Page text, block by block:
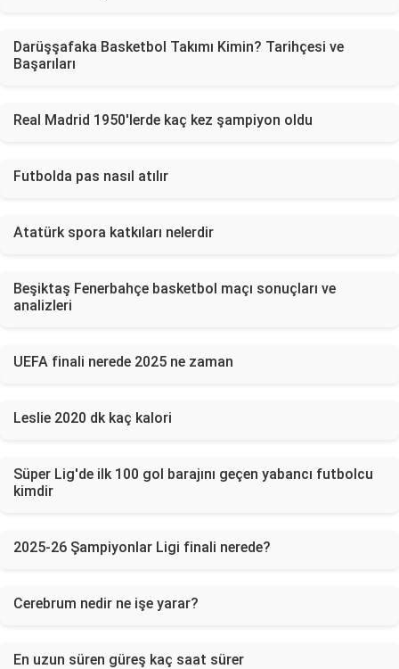
Darüşşafaka Basketbol Takımı Kimin? Tarihçesi ve
Başarıları
Real Madrid 1950'lerde kaç kez şampiyon oldu
Futbolda pas nasıl atılır
Atatürk spora katkıları nelerdir
Beşiktaş Fenerbahçe basketbol maçı sonuçları ve
analizleri
UEFA finali nerede 2025 ne zaman
Leslie 2020 dk kaç kalori
Süper Lig'de ilk 100 gol barajını geçen yabancı futbolcu
kimdir
2025-26 Şampiyonlar Ligi finali nerede?
Cerebrum nedir ne işe yarar?
En uzun süren güreş kaç saat sürer